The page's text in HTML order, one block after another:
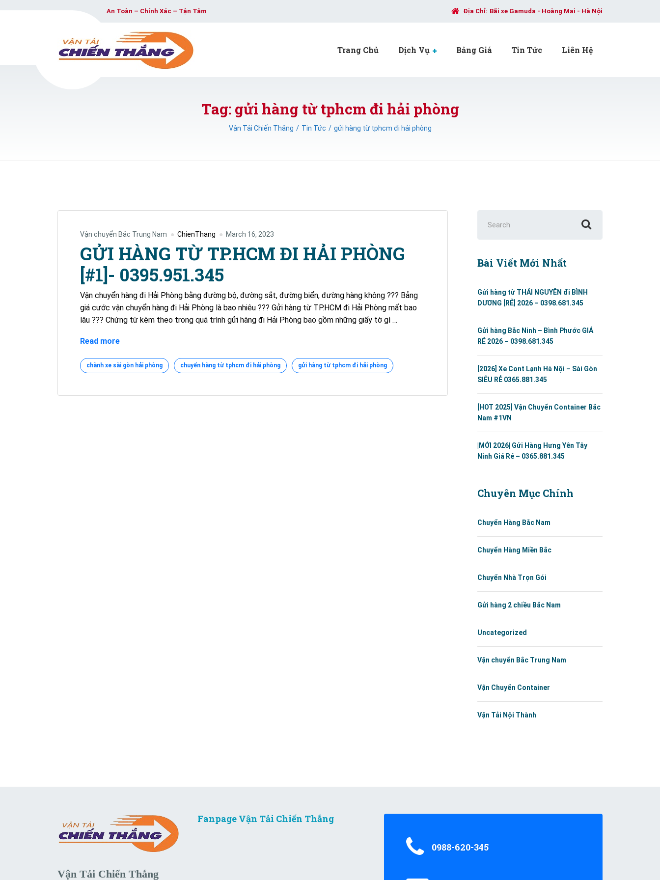
An Toàn – Chính Xác – Tận Tâm Địa Chỉ: Bãi xe Gamuda - Hoàng Mai - Hà Nội
Trang Chủ Dịch Vụ Bảng Giá Tin Tức Liên Hệ
Tag: gửi hàng từ tphcm đi hải phòng
Vận Tải Chiến Thắng Tin Tức gửi hàng từ tphcm đi hải phòng
Vận chuyển Bắc Trung Nam ChienThang March 16, 2023
GỬI HÀNG TỪ TP.HCM ĐI HẢI PHÒNG
[#1]- 0395.951.345
Vận chuyển hàng đi Hải Phòng bằng đường bộ, đường sắt, đường biển, đường hàng không ??? Bảng
giá cước vận chuyển hàng đi Hải Phòng là bao nhiêu ??? Gửi hàng từ TP.HCM đi Hải Phòng mất bao
lâu ??? Chứng từ kèm theo trong quá trình gửi hàng đi Hải Phòng bao gồm những giấy tờ gì …
Read moreGỬI
TỪ
chành xe sài gòn hải phòng chuyển hàng từ tphcm đi hải phòng gửi hàng từ tphcm đi hải phòng
for:
Bài Viết Mới Nhất
Gửi hàng từ THÁI NGUYÊN đi BÌNH
DƯƠNG [RẺ] 2026 – 0398.681.345
Gửi hàng Bắc Ninh – Bình Phước GIÁ
RẺ 2026 – 0398.681.345
[2026] Xe Cont Lạnh Hà Nội – Sài Gòn
SIÊU RẺ 0365.881.345
[HOT 2025] Vận Chuyển Container Bắc
Nam #1VN
|MỚI 2026| Gửi Hàng Hưng Yên Tây
Ninh Giá Rẻ – 0365.881.345
Chuyên Mục Chính
Chuyển Hàng Bắc Nam
Chuyển Hàng Miền Bắc
Chuyển Nhà Trọn Gói
Gửi hàng 2 chiều Bắc Nam
Uncategorized
Vận chuyển Bắc Trung Nam
Vận Chuyển Container
Vận Tải Nội Thành
Vận Tải Chiến Thắng
Fanpage Vận Tải Chiến Thắng
0988-620-345